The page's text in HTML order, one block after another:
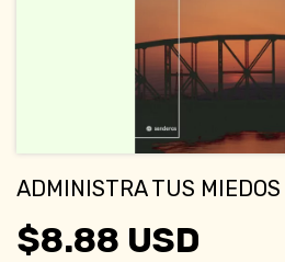
ADMINISTRA TUS
$8.88 USD